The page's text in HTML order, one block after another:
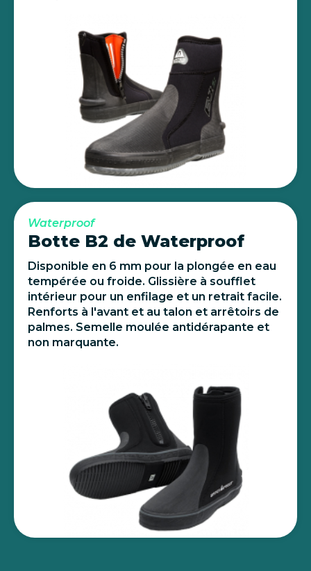
Waterproof
Botte B2 de Waterproof
Disponible en 6 mm pour la plongée en eau
tempérée ou froide. Glissière à soufflet
intérieur pour un enfilage et un retrait facile.
Renforts à l'avant et au talon et arrêtoirs de
palmes. Semelle moulée antidérapante et
non marquante.